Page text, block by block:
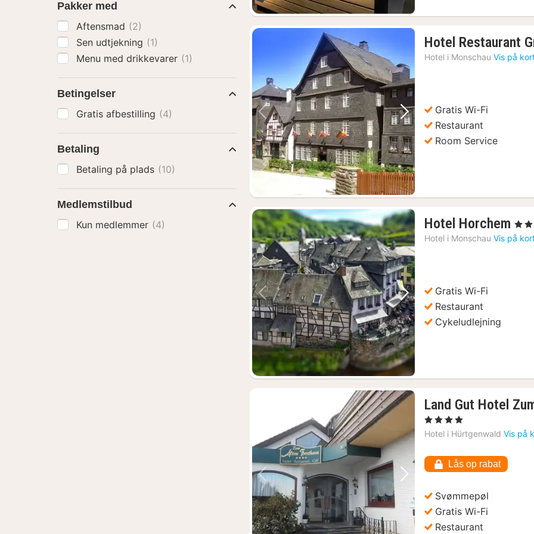
Forrige billede Næste billede
Hotel Restaurant
Hotel i Monschau Vis på
Gratis Wi-Fi
Restaurant
Room Service
Forrige billede Næste billede
Hotel Horchem 1
nat
, 3
Hotel i Monschau Vis på
Gratis Wi-Fi
Restaurant
Cykeludlejning
Forrige billede Næste billede
Land Gut Hotel
, 4 Stjerner
Hotel i Hürtgenwald Vis på
Lås op rabat
Svømmepøl
Gratis Wi-Fi
Restaurant
Pakker med
Aftensmad (2)
Sen udtjekning (1)
Menu med drikkevarer (1)
Betingelser
Gratis afbestilling (4)
Betaling
Betaling på plads (10)
Medlemstilbud
Kun medlemmer (4)